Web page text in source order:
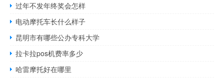
过年不发年终奖会怎样
电动摩托车长什么样子
昆明市有哪些公办专科大学
拉卡拉pos机费率多少
哈雷摩托好在哪里